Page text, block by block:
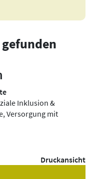
Inklusion &
Versorgung mit
Druckansicht